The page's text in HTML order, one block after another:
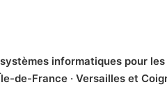
informatiques pour
de-France · Versailles et